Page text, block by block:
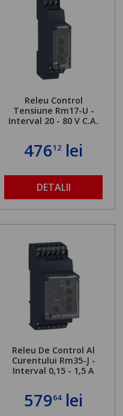
Releu Control
Tensiune Rm17-U -
Interval 20 - 80 V C.A.
47612 lei
DETALII
Releu De Control Al
Curentului Rm35-J -
Interval 0,15 - 1,5 A
57964lei